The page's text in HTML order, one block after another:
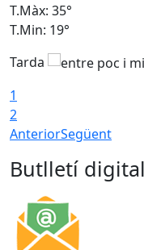
T.Màx: 35°
T.Min: 19°
Tarda
1
2
AnteriorSegüent
Butlletí digital